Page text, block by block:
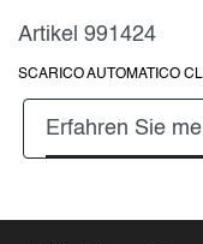
Artikel 991424
SCARICO AUTOMATICO
Erfahren Sie